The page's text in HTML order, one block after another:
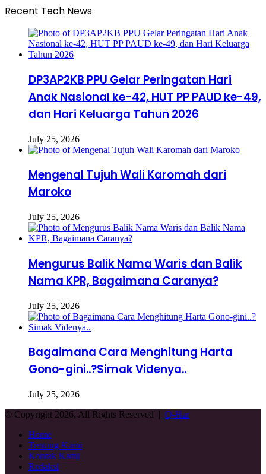
Recent Tech News
DP3AP2KB PPU Gelar Peringatan Hari
Anak Nasional ke-42, HUT PP PAUD ke-49,
dan Hari Keluarga Tahun 2026
July 25, 2026
Mengenal Tujuh Wali Karomah dari
Maroko
July 25, 2026
Mengurus Balik Nama Waris dan Balik
Nama KPR, Bagaimana Caranya?
July 25, 2026
Bagaimana Cara Menghitung Harta
Gono-gini..?Simak Videnya..
July 25, 2026
© Copyright 2026, All Rights Reserved | Q-Har
Home
Tentang Kami
Kontak Kami
Redaksi